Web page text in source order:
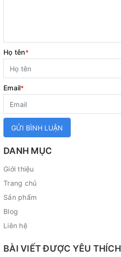
Họ tên*
Email*
GỬI BÌNH LUẬN
DANH MỤC
Giới thiệu
Trang chủ
Sản phẩm
Blog
Liên hệ
BÀI VIẾT ĐƯỢC YÊU THÍCH